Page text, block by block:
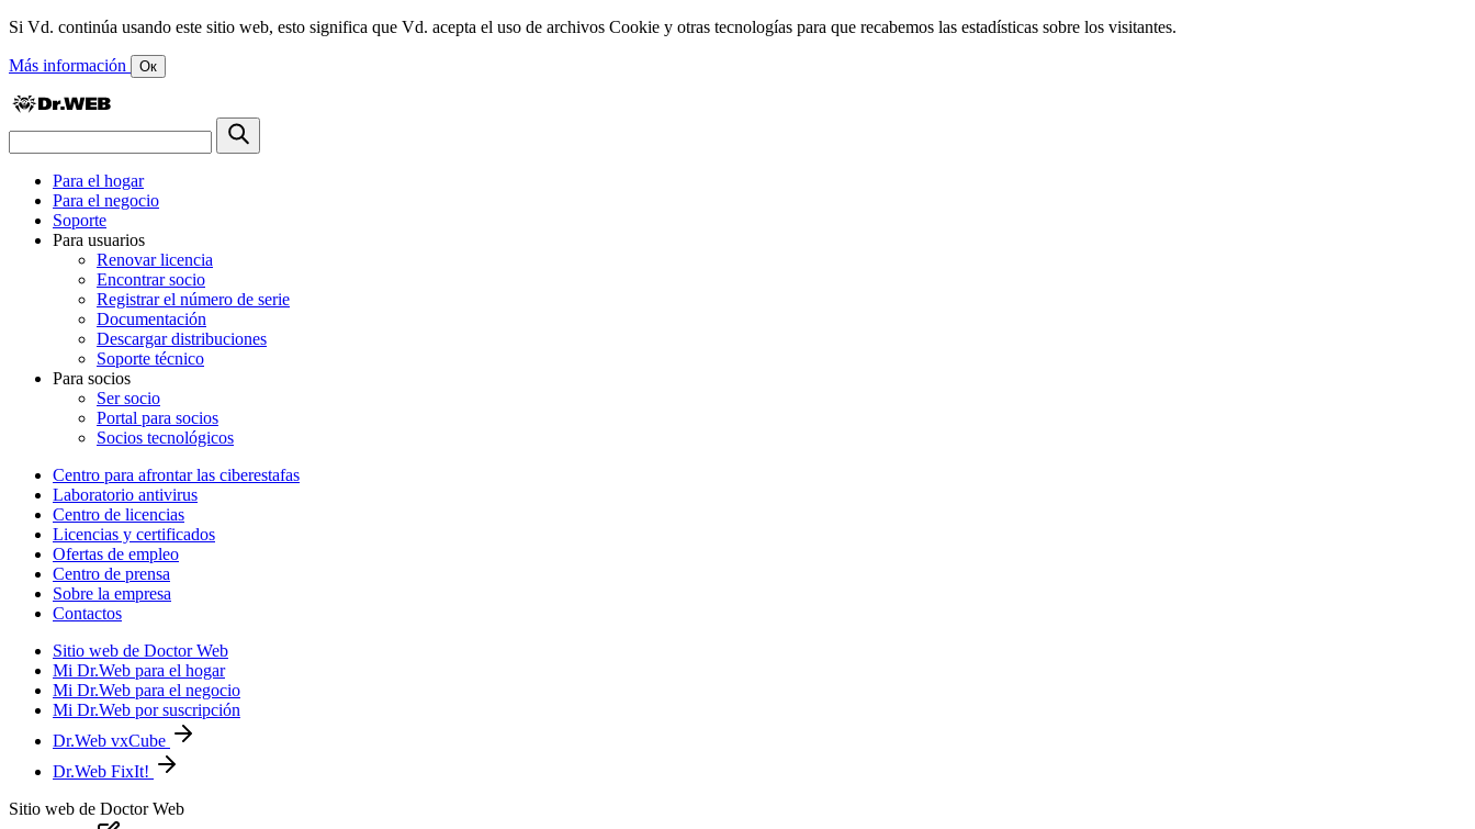
Si Vd. continúa usando este sitio web, esto significa que Vd. acepta el uso de archivos Cookie y otras tecnologías para que recabemos las estadísticas sobre los visitantes.
Más información Ок
Para el hogar
Para el negocio
Soporte
Para usuarios
Renovar licencia
Encontrar socio
Registrar el número de serie
Documentación
Descargar distribuciones
Soporte técnico
Para socios
Ser socio
Portal para socios
Socios tecnológicos
Centro para afrontar las ciberestafas
Laboratorio antivirus
Centro de licencias
Licencias y certificados
Ofertas de empleo
Centro de prensa
Sobre la empresa
Contactos
Sitio web de Doctor Web
Mi Dr.Web para el hogar
Mi Dr.Web para el negocio
Mi Dr.Web por suscripción
Dr.Web vxCube
Dr.Web FixIt!
Sitio web de Doctor Web